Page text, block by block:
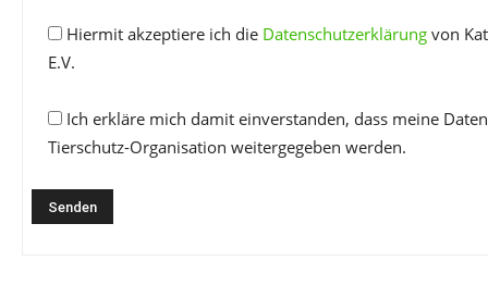
Hiermit akzeptiere ich die Datenschutzerklärung von
E.V.
Ich erkläre mich damit einverstanden, dass meine
Tierschutz-Organisation weitergegeben werden.